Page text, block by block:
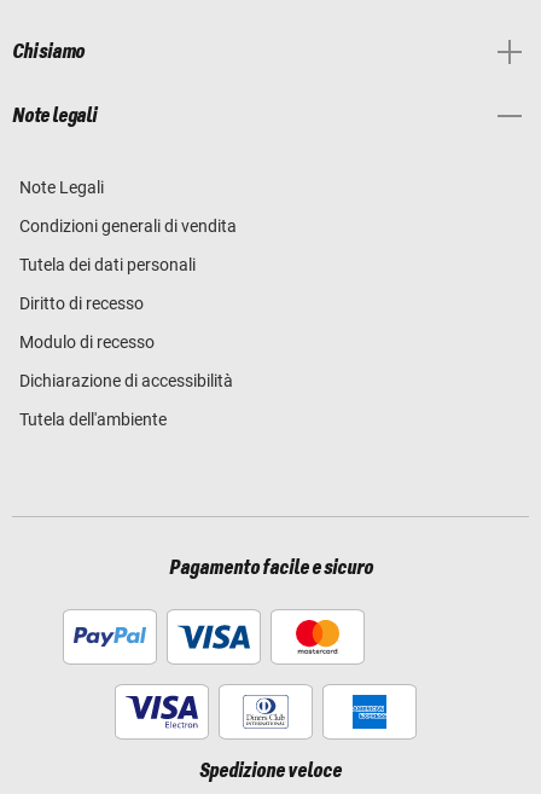
Chi siamo
Note legali
Note Legali
Condizioni generali di vendita
Tutela dei dati personali
Diritto di recesso
Modulo di recesso
Dichiarazione di accessibilità
Tutela dell'ambiente
Pagamento facile e sicuro
Spedizione veloce